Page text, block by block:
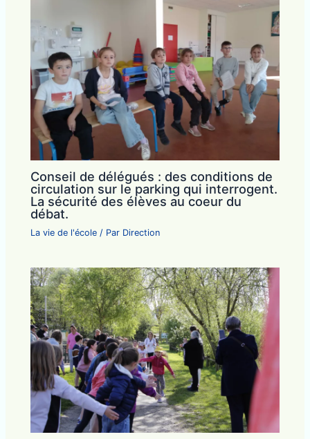
Conseil de délégués : des conditions de
circulation sur le parking qui interrogent.
La sécurité des élèves au coeur du
débat.
La vie de l'école / Par Direction